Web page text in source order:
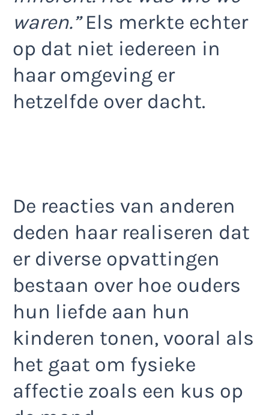
waren.”Els merkte echter
op dat niet iedereen in
haar omgeving er
hetzelfde over dacht.
De reacties van anderen
deden haar realiseren dat
er diverse opvattingen
bestaan over hoe ouders
hun liefde aan hun
kinderen tonen, vooral als
het gaat om fysieke
affectie zoals een kus op